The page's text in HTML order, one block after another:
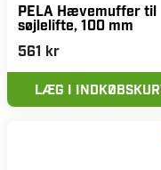
PELA Hævemuffer til
søjlelifte, 100 mm
561 kr
LÆG I